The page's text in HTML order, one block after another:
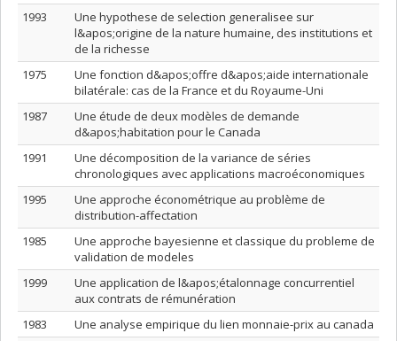
1993
Une hypothese de selection generalisee sur
l&apos;origine de la nature humaine, des institutions et
de la richesse
1975
Une fonction d&apos;offre d&apos;aide internationale
bilatérale: cas de la France et du Royaume-Uni
1987
Une étude de deux modèles de demande
d&apos;habitation pour le Canada
1991
Une décomposition de la variance de séries
chronologiques avec applications macroéconomiques
1995
Une approche économétrique au problème de
distribution-affectation
1985
Une approche bayesienne et classique du probleme de
validation de modeles
1999
Une application de l&apos;étalonnage concurrentiel
aux contrats de rémunération
1983
Une analyse empirique du lien monnaie-prix au canada